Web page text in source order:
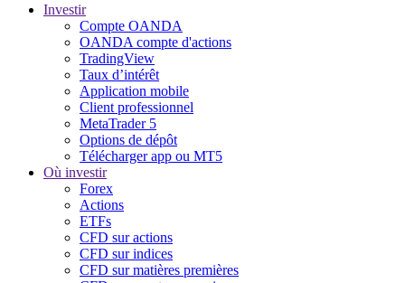
Investir
Compte OANDA
OANDA compte d'actions
TradingView
Taux d’intérêt
Application mobile
Client professionnel
MetaTrader 5
Options de dépôt
Télécharger app ou MT5
Où investir
Forex
Actions
ETFs
CFD sur actions
CFD sur indices
CFD sur matières premières